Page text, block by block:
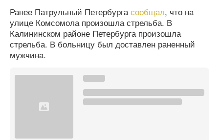
Ранее Патрульный Петербургасообщал, что на
улице Комсомола произошла стрельба. В
Калининском районе Петербурга произошла
стрельба. В больницу был доставлен раненный
мужчина.